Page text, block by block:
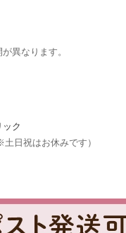
異なります。
ク
日祝はお休みです）